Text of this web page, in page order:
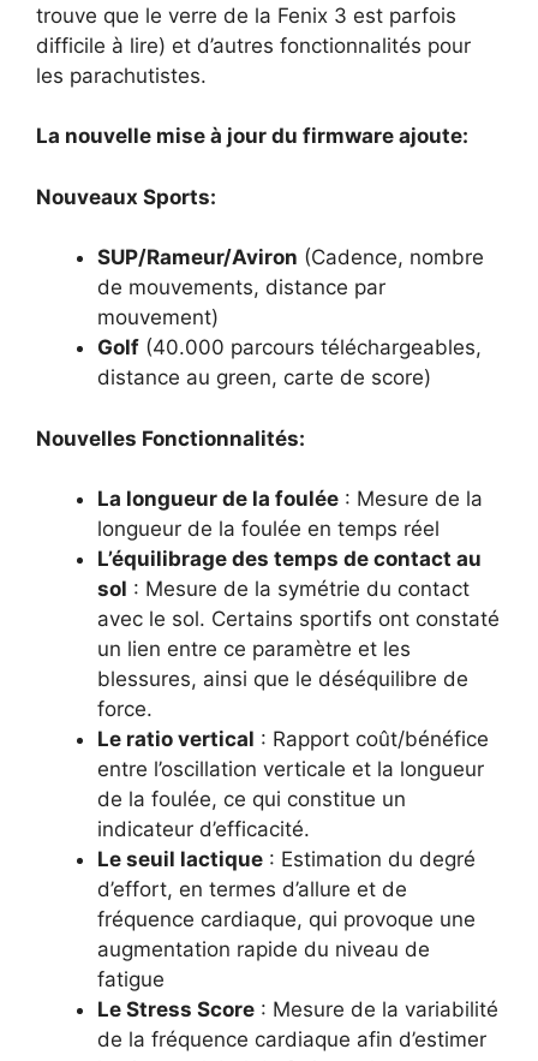
trouve que le verre de la Fenix 3 est parfois
difficile à lire) et d’autres fonctionnalités pour
les parachutistes.
La nouvelle mise à jour du firmware ajoute:
Nouveaux Sports:
SUP/Rameur/Aviron (Cadence, nombre
de mouvements, distance par
mouvement)
Golf (40.000 parcours téléchargeables,
distance au green, carte de score)
Nouvelles Fonctionnalités:
La longueur de la foulée : Mesure de la
longueur de la foulée en temps réel
L’équilibrage des temps de contact au
sol : Mesure de la symétrie du contact
avec le sol. Certains sportifs ont constaté
un lien entre ce paramètre et les
blessures, ainsi que le déséquilibre de
force.
Le ratio vertical : Rapport coût/bénéfice
entre l’oscillation verticale et la longueur
de la foulée, ce qui constitue un
indicateur d’efficacité.
Le seuil lactique : Estimation du degré
d’effort, en termes d’allure et de
fréquence cardiaque, qui provoque une
augmentation rapide du niveau de
fatigue
Le Stress Score : Mesure de la variabilité
de la fréquence cardiaque afin d’estimer